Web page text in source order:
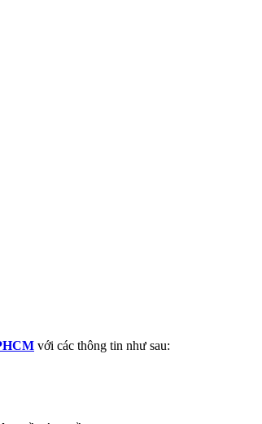
với các thông tin như sau: